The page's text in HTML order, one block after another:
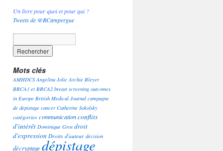
Un livre pour quoi et pour qui ?
Tweets de @RCampergue
Mots clés
AMHDCS Angelina Jolie Archie Bleyer
BRCA1 et BRCA2 breast screening outcomes
in Europe British Medical Journal campagne
de dépistage cancer Catherine Sokolsky
catégories communicationconflits
d'intérêt Dominique Gros droit
d'expression Droits d'auteur décision
décryptage dépistage